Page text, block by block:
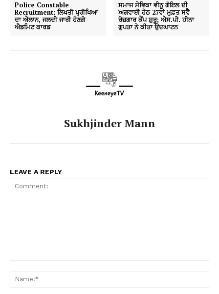
Police Constable
Recruitment; ਲਿਖਤੀ ਪ੍ਰੀਖਿਆ
ਦਾ ਐਲਾਨ, ਜਲਦੀ ਜਾਰੀ ਹੋਣਗੇ
ਐਡਮਿਟ ਕਾਰਡ
ਸਮਾਜ ਸੇਵਿਕਾ ਵੀਨੂ ਗੋਇਲ ਦੀ
ਅਗਵਾਈ ਹੇਠ 27ਵਾਂ ਮੁਫ਼ਤ ਸਵੈ-
ਰੋਜ਼ਗਾਰ ਕੈਂਪ ਸ਼ੁਰੂ; ਐਸ.ਪੀ. ਹੀਨਾ
ਗੁਪਤਾ ਨੇ ਕੀਤਾ ਉਦਘਾਟਨ
Sukhjinder Mann
LEAVE A REPLY